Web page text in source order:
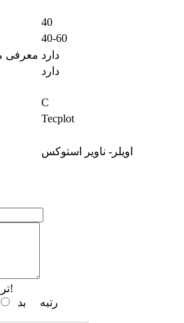
40
40-60
معرفی دارد
دارد
C
Tecplot
اویلر- ناویر استوکس
HTML ترجمه نمی شود!
رتبه بد